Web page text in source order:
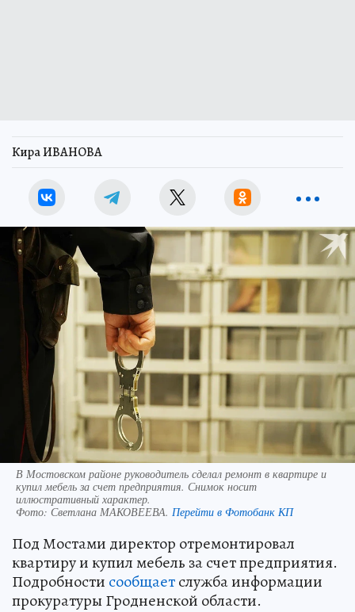
Кира ИВАНОВА
В Мостовском районе руководитель сделал ремонт в квартире и
купил мебель за счет предприятия. Снимок носит
иллюстративный характер.
Фото: Светлана МАКОВЕЕВА. Перейти в Фотобанк КП
Под Мостами директор отремонтировал
квартиру и купил мебель за счет предприятия.
Подробности сообщаетслужба информации
прокуратуры Гродненской области.